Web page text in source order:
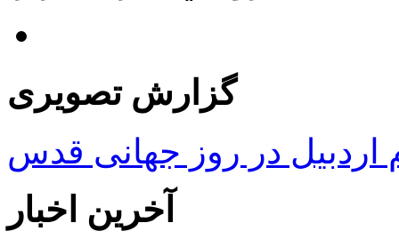
گزارش تصویری
در روز جهانی قدس
آخرین اخبار